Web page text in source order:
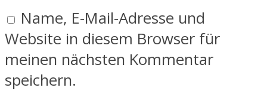
Name, E-Mail-Adresse und
Website in diesem Browser für
meinen nächsten Kommentar
speichern.